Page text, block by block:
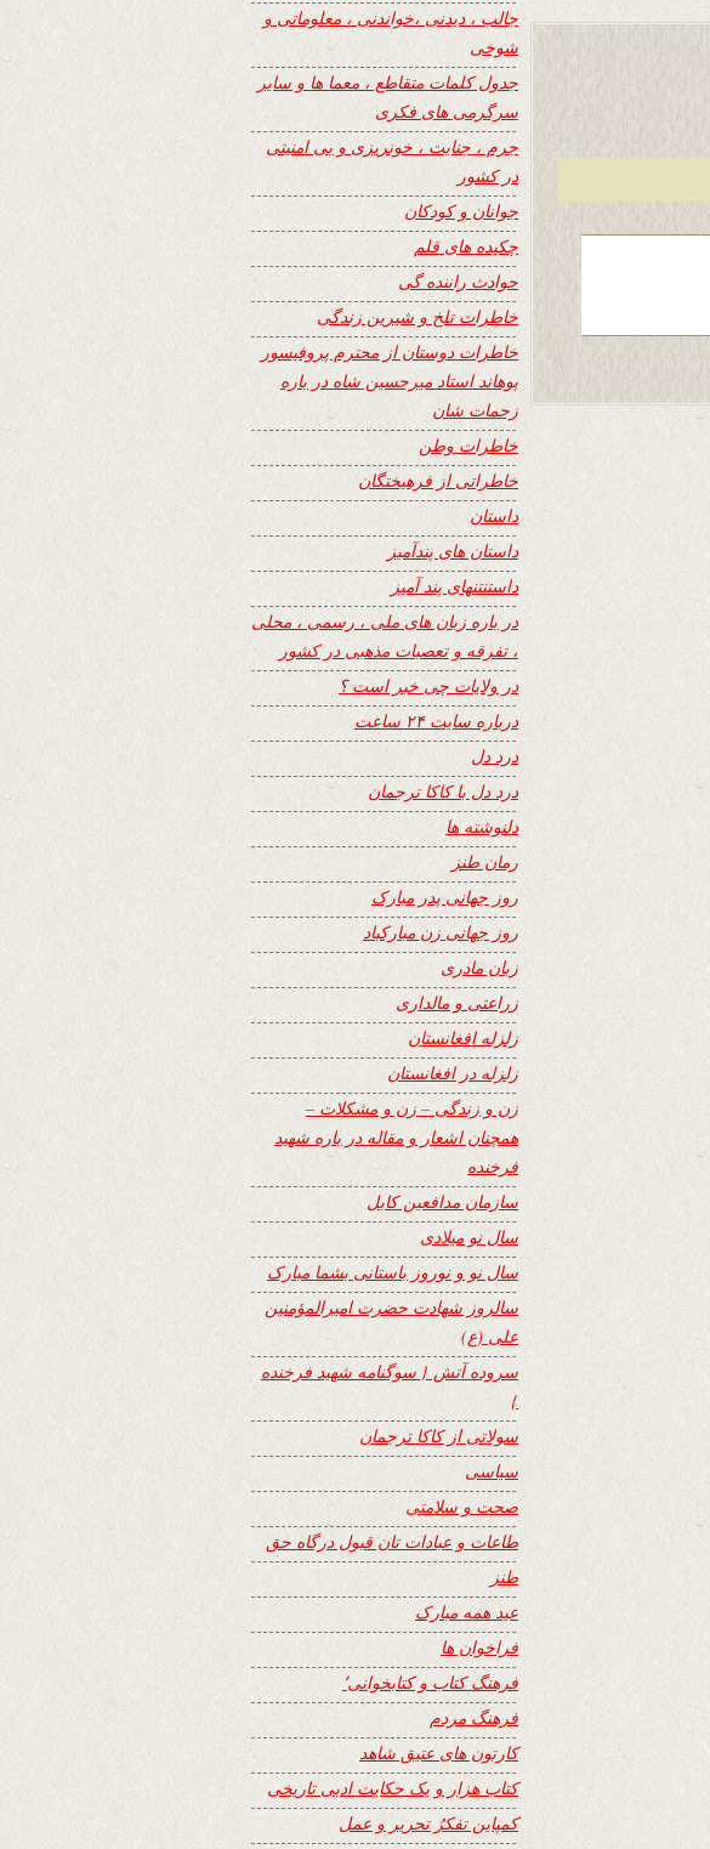
جالب ، دیدنی ،خواندنی ، معلوماتی و
شوخی
جدول کلمات متقاطع ، معما ها و سایر
سرگرمی های فکری
جرم ، جنایت ، خونریزی و بی امنیتی
در کشور
جوانان و کودکان
چکیده های قلم
حوادث راننده گی
خاطرات تلخ و شیرین زندگی
خاطرات دوستان از محترم پروفیسور
پوهاند استاد میرحسین شاه در باره
زحمات شان
خاطرات وطن
خاطراتی از فرهیختگان
داستان
داستان های پندآمیز
داستنتنهای پند آمیز
در باره زبان های ملی ، رسمی ، محلی
، تفرقه و تعصبات مذهبی در کشور
در ولایات چی خبر است ؟
درباره سایت ۲۴ ساعت
درد دل
درد دل با کاکا ترجمان
دلنوشته ها
رمان طنز
روز جهانی پدر مبارک
روز جهانی زن مبارکباد
زبان مادری
زراعتی و مالداری
زلزله افغانستان
زلزله در افغانستان
زن و زندگی – زن و مشکلات –
همچنان اشعار و مقاله در باره شهید
فرخنده
سازمان مدافعین کابل
سال نو میلادی
سال نو و نوروز باستانی بشما مبارک
سالروز شهادت حضرت امیرالمؤمنین
علی (ع)
سروده آتش { سوگنامه شهید فرخنده
}
سولاتی از کاکا ترجمان
سیاسی
صحت و سلامتی
طاعات و عبادات تان قبول درگاه حق
طنز
عید همه مبارک
فراخوان ها
فرهنگ کتاب و کتابخوانی٬
فرهنگ مردم
کارتون های عتیق شاهد
کتاب هزار و یک حکایت ادبی تاریخی
کمپاین تفکرُ تحریر و عمل